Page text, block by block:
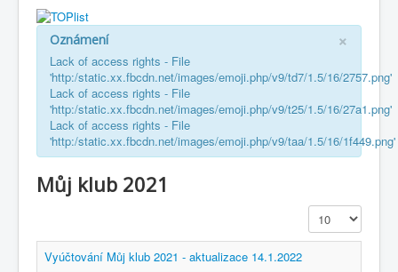
×
Oznámení
Lack of access rights - File
'http:/static.xx.fbcdn.net/images/emoji.php/v9/td7/1.5/16/2757.png'
Lack of access rights - File
'http:/static.xx.fbcdn.net/images/emoji.php/v9/t25/1.5/16/27a1.png'
Lack of access rights - File
'http:/static.xx.fbcdn.net/images/emoji.php/v9/taa/1.5/16/1f449.png'
Můj klub 2021
Zobrazit
Vyúčtování Můj klub 2021 - aktualizace 14.1.2022